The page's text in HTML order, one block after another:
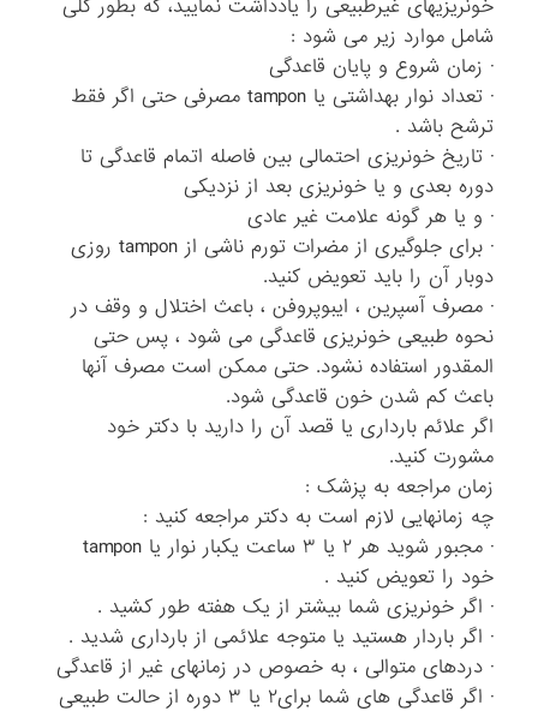
خونریزیهای غیرطبیعی را یادداشت نمایید، که بطور کلی
شامل موارد زیر می شود :
· زمان شروع و پایان قاعدگی
· تعداد نوار بهداشتی یا tampon مصرفی حتی اگر فقط
ترشح باشد .
· تاریخ خونریزی احتمالی بین فاصله اتمام قاعدگی تا
دوره بعدی و یا خونریزی بعد از نزدیکی
· و یا هر گونه علامت غیر عادی
· برای جلوگیری از مضرات تورم ناشی از tampon روزی
دوبار آن را باید تعویض کنید.
· مصرف آسپرین ، ایبوپروفن ، باعث اختلال و وقف در
نحوه طبیعی خونریزی قاعدگی می شود ، پس حتی
المقدور استفاده نشود. حتی ممکن است مصرف آنها
باعث کم شدن خون قاعدگی شود.
اگر علائم بارداری یا قصد آن را دارید با دکتر خود
مشورت کنید.
زمان مراجعه به پزشک :
چه زمانهایی لازم است به دکتر مراجعه کنید :
· مجبور شوید هر ۲ یا ۳ ساعت یکبار نوار یا tampon
خود را تعویض کنید .
· اگر خونریزی شما بیشتر از یک هفته طور کشید .
· اگر باردار هستید یا متوجه علائمی از بارداری شدید .
· دردهای متوالی ، به خصوص در زمانهای غیر از قاعدگی
· اگر قاعدگی های شما برای۲ یا ۳ دوره از حالت طبیعی